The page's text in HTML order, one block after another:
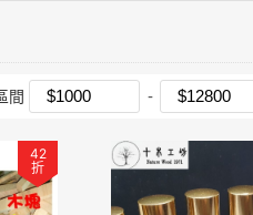
間
42
折